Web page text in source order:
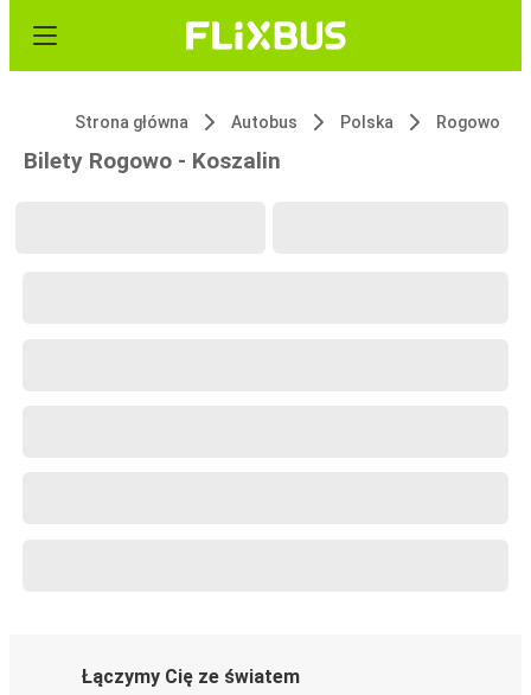
Strona główna Autobus Polska Rogowo
Bilety Rogowo - Koszalin
Łączymy Cię ze światem